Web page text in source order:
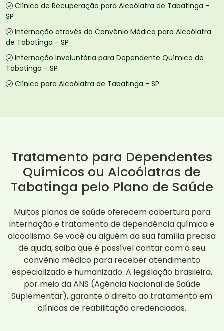
Clínica de Recuperação para Alcoólatra de Tabatinga -
SP
Internação através do Convênio Médico para Alcoólatra
de Tabatinga - SP
Internação Involuntária para Dependente Químico de
Tabatinga - SP
Clínica para Alcoólatra de Tabatinga - SP
Tratamento para Dependentes
Químicos ou Alcoólatras de
Tabatinga pelo Plano de Saúde
Muitos planos de saúde oferecem cobertura para
internação e tratamento de dependência química e
alcoolismo. Se você ou alguém da sua família precisa
de ajuda, saiba que é possível contar com o seu
convênio médico para receber atendimento
especializado e humanizado. A legislação brasileira,
por meio da ANS (Agência Nacional de Saúde
Suplementar), garante o direito ao tratamento em
clínicas de reabilitação credenciadas.